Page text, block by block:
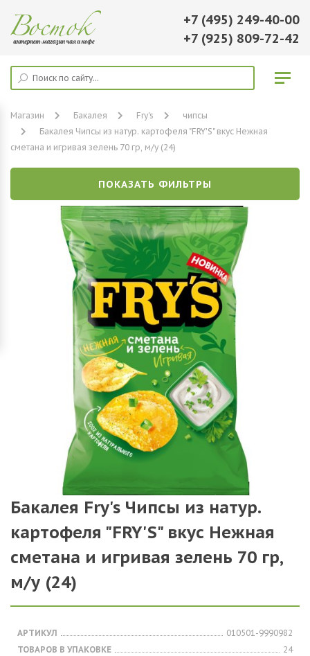
+7 (495) 249-40-00
+7 (925) 809-72-42
Магазин Бакалея Fry's
чипсы
Бакалея Чипсы из натур. картофеля "FRY'S" вкус Нежная
сметана и игривая зелень 70 гр, м/у (24)
ПОКАЗАТЬ ФИЛЬТРЫ
Бакалея Fry's Чипсы из натур.
картофеля "FRY'S" вкус Нежная
сметана и игривая зелень 70 гр,
м/у (24)
АРТИКУЛ
010501-9990982
ТОВАРОВ В УПАКОВКЕ
24